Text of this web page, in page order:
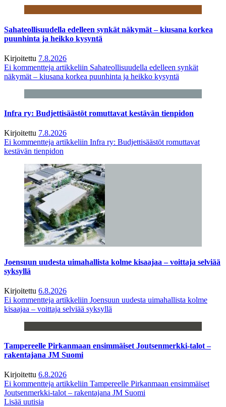
Sahateollisuudella edelleen synkät näkymät – kiusana korkea
puunhinta ja heikko kysyntä
Kirjoitettu 7.8.2026
Ei kommentteja artikkeliin Sahateollisuudella edelleen synkät
näkymät – kiusana korkea puunhinta ja heikko kysyntä
Infra ry: Budjettisäästöt romuttavat kestävän tienpidon
Kirjoitettu 7.8.2026
Ei kommentteja artikkeliin Infra ry: Budjettisäästöt romuttavat
kestävän tienpidon
Joensuun uudesta uimahallista kolme kisaajaa – voittaja selviää
syksyllä
Kirjoitettu 6.8.2026
Ei kommentteja artikkeliin Joensuun uudesta uimahallista kolme
kisaajaa – voittaja selviää syksyllä
Tampereelle Pirkanmaan ensimmäiset Joutsenmerkki-talot –
rakentajana JM Suomi
Kirjoitettu 6.8.2026
Ei kommentteja artikkeliin Tampereelle Pirkanmaan ensimmäiset
Joutsenmerkki-talot – rakentajana JM Suomi
Lisää uutisia